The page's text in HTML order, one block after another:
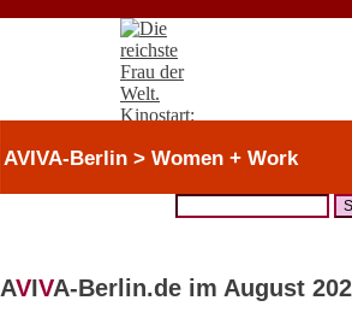
AVIVA-Berlin > Women + Work
AVIVA-Berlin.de im August